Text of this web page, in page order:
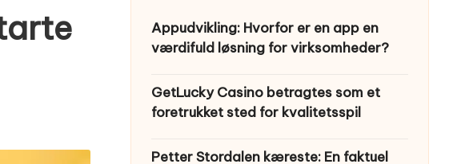
Appudvikling: Hvorfor er en app en
værdifuld løsning for virksomheder?
GetLucky Casino betragtes som et
foretrukket sted for kvalitetsspil
Petter Stordalen kæreste: En faktuel